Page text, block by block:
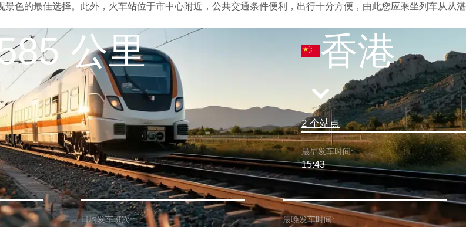
色的最佳选择。此外，火车站位于市中心附近，公共交通条件便利，出行十分方便，由此您应乘坐列车从从湛
公里 香港
2 个站点
最早发车时间:
15:43
日均发车班次: 最晚发车时间: